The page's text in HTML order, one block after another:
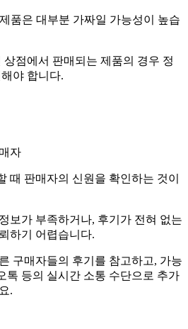
품은 대부분 가짜일 가능성이 높습
점에서 판매되는 제품의 경우 정
야 합니다.
자
때 판매자의 신원을 확인하는 것이
보가 부족하거나, 후기가 전혀 없는
하기 어렵습니다.
구매자들의 후기를 참고하고, 가능
톡 등의 실시간 소통 수단으로 추가
.